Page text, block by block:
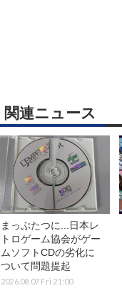
関連ニュース
まっぷたつに...日本レ
トロゲーム協会がゲー
ムソフトCDの劣化に
ついて問題提起
2026.08.07 Fri 21:00